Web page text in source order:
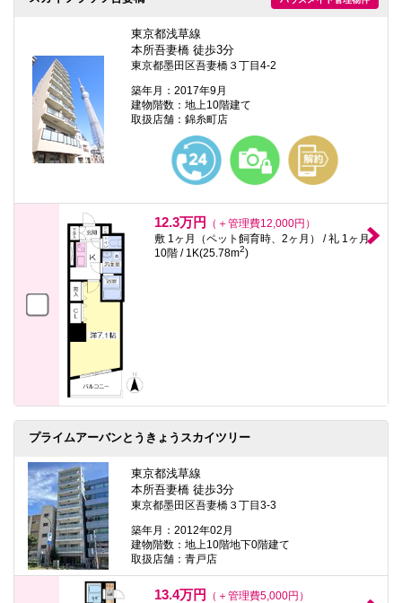
東京都浅草線
本所吾妻橋 徒歩3分
東京都墨田区吾妻橋３丁目4-2
築年月：2017年9月
建物階数：地上10階建て
取扱店舗：錦糸町店
12.3万円
（＋管理費12,000円）
敷 1ヶ月（ペット飼育時、2ヶ月） / 礼 1ヶ月
10階 / 1K(25.78m2)
プライムアーバンとうきょうスカイツリー
東京都浅草線
本所吾妻橋 徒歩3分
東京都墨田区吾妻橋３丁目3-3
築年月：2012年02月
建物階数：地上10階地下0階建て
取扱店舗：青戸店
13.4万円
（＋管理費5,000円）